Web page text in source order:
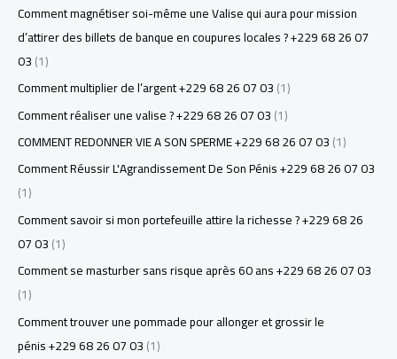
Comment magnétiser soi-même une Valise qui aura pour mission
d’attirer des billets de banque en coupures locales ? +229 68 26 07
03(1)
Comment multiplier de l’argent +229 68 26 07 03(1)
Comment réaliser une valise ? +229 68 26 07 03(1)
COMMENT REDONNER VIE A SON SPERME +229 68 26 07 03(1)
Comment Réussir L'Agrandissement De Son Pénis +229 68 26 07 03
(1)
Comment savoir si mon portefeuille attire la richesse ? +229 68 26
07 03(1)
Comment se masturber sans risque après 60 ans +229 68 26 07 03
(1)
Comment trouver une pommade pour allonger et grossir le
pénis +229 68 26 07 03(1)